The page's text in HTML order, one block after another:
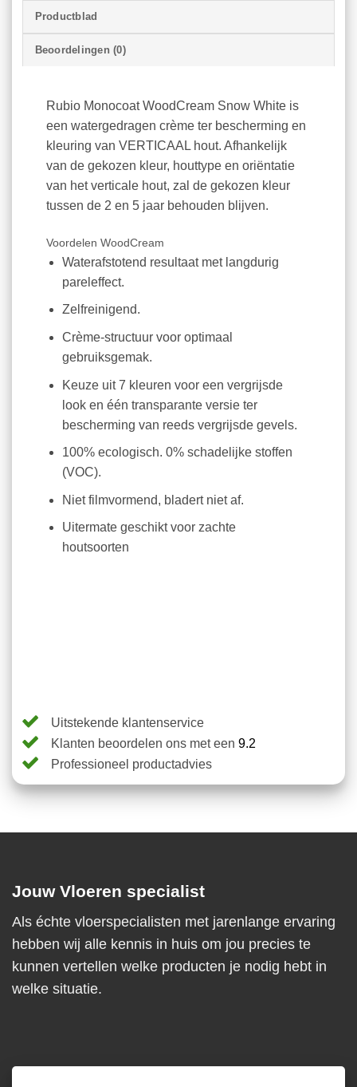
Productblad
Beoordelingen (0)
Rubio Monocoat WoodCream Snow White is
een watergedragen crème ter bescherming en
kleuring van VERTICAAL hout. Afhankelijk
van de gekozen kleur, houttype en oriëntatie
van het verticale hout, zal de gekozen kleur
tussen de 2 en 5 jaar behouden blijven.
Voordelen WoodCream
Waterafstotend resultaat met langdurig
pareleffect.
Zelfreinigend.
Crème-structuur voor optimaal
gebruiksgemak.
Keuze uit 7 kleuren voor een vergrijsde
look en één transparante versie ter
bescherming van reeds vergrijsde gevels.
100% ecologisch. 0% schadelijke stoffen
(VOC).
Niet filmvormend, bladert niet af.
Uitermate geschikt voor zachte
houtsoorten
Uitstekende klantenservice
Klanten beoordelen ons met een 9.2
Professioneel productadvies
Jouw Vloeren specialist
Als échte vloerspecialisten met jarenlange ervaring
hebben wij alle kennis in huis om jou precies te
kunnen vertellen welke producten je nodig hebt in
welke situatie.